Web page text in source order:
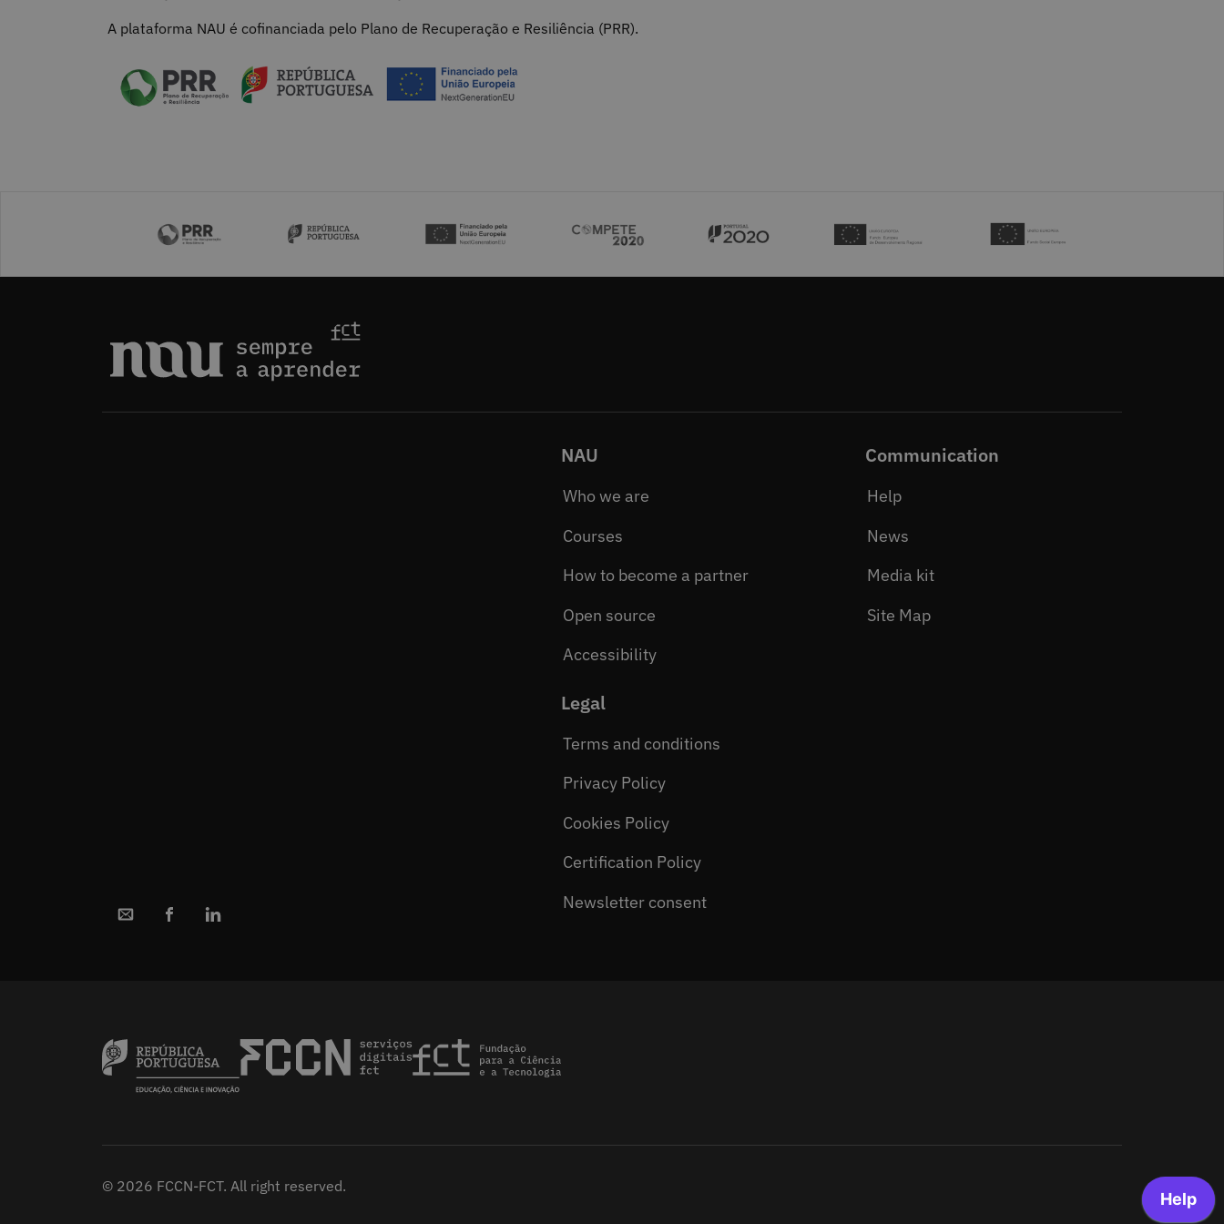
A plataforma NAU é cofinanciada pelo Plano de Recuperação e Resiliência (PRR).
NAU
Who we are
Courses
How to become a partner
Open source
Accessibility
Communication
Help
News
Media kit
Site Map
Legal
Terms and conditions
Privacy Policy
Cookies Policy
Certification Policy
Newsletter consent
© 2026 FCCN-FCT. All right reserved.